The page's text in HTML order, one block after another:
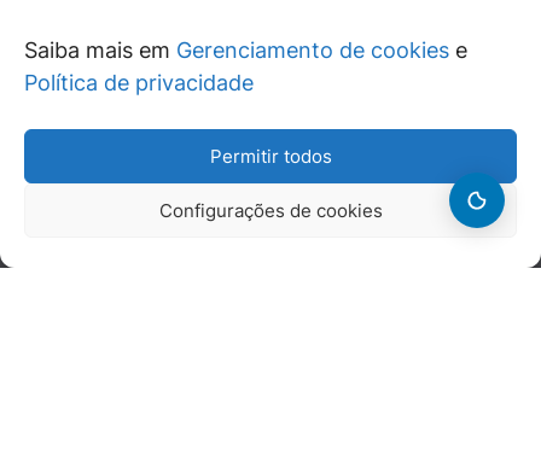
Saiba mais em Gerenciamento de cookies e
Política de privacidade
Permitir todos
Configurações de cookies
De maneira independente, os autores e
colaboradores do GEN Jurídico, renomados
juristas e doutrinadores nacionais, se posicionam
diante de questões relevantes do cotidiano e